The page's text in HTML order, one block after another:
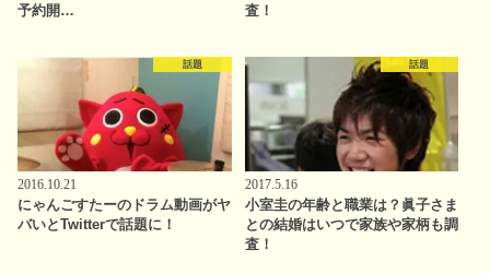
予約開…
査！
話題
2016.10.21
にゃんごすたーのドラム動画がヤ
バいとTwitterで話題に！
話題
2017.5.16
小室圭の年齢と職業は？眞子さま
との結婚はいつで家族や家柄も調
査！